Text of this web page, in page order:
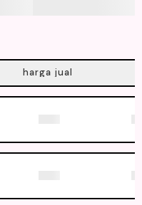
harga jual